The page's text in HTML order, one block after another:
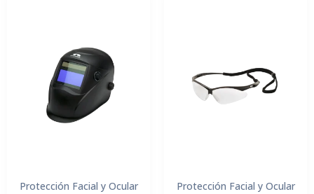
Protección Facial y Ocular Protección Facial y Ocular